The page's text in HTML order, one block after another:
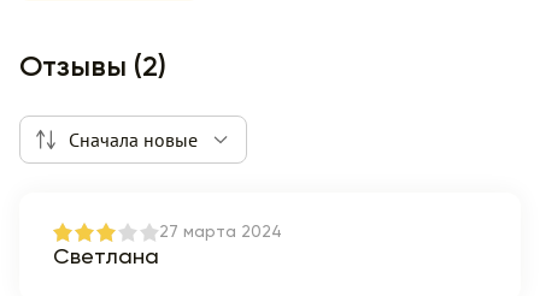
Отзывы (2)
Сначала новые
27 марта 2024
Светлана